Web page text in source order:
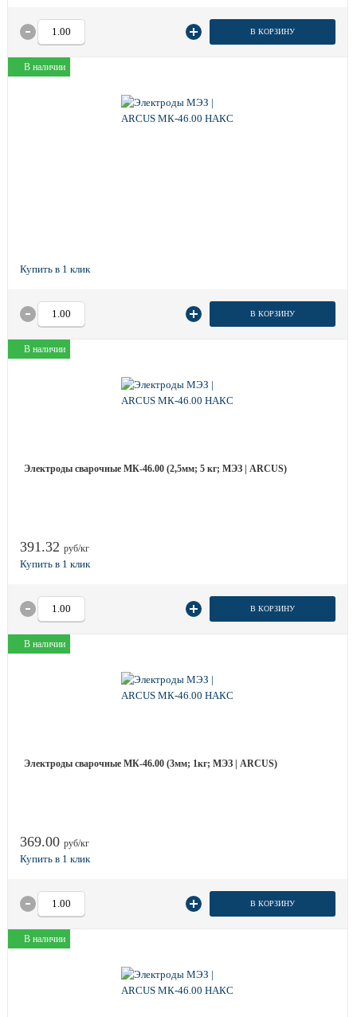
В КОРЗИНУ
В наличии
В КОРЗИНУ
В наличии
Электроды сварочные МК-46.00 (2,5мм; 5 кг; МЭЗ | ARCUS)
391.32 руб/кг
В КОРЗИНУ
В наличии
Электроды сварочные МК-46.00 (3мм; 1кг; МЭЗ | ARCUS)
369.00 руб/кг
В КОРЗИНУ
В наличии